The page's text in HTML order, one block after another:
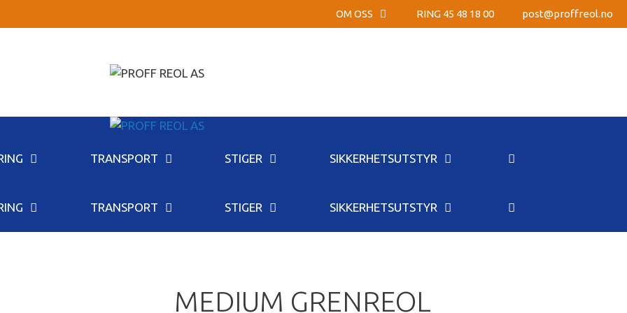
OM OSS RING 45 48 18 00 post@proffreol.no
TRANSPORT STIGER SIKKERHETSUTSTYR
TRANSPORT STIGER SIKKERHETSUTSTYR
MEDIUM GRENREOL